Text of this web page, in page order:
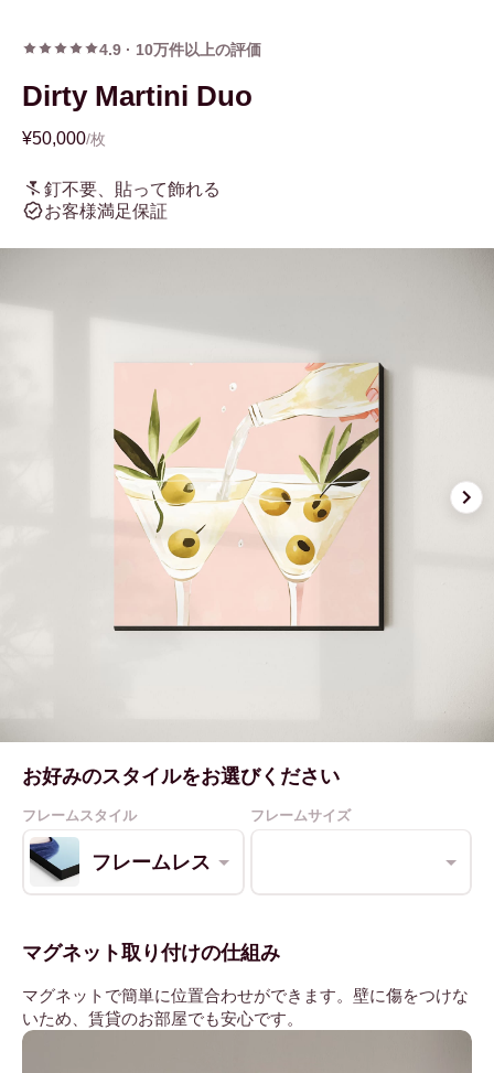
4.9 · 10万件以上の評価
Dirty Martini Duo
¥50,000/枚
釘不要、貼って飾れる
お客様満足保証
お好みのスタイルをお選びください
フレームスタイル フレームサイズ
フレームレス
マグネット取り付けの仕組み
マグネットで簡単に位置合わせができます。壁に傷をつけな
いため、賃貸のお部屋でも安心です。